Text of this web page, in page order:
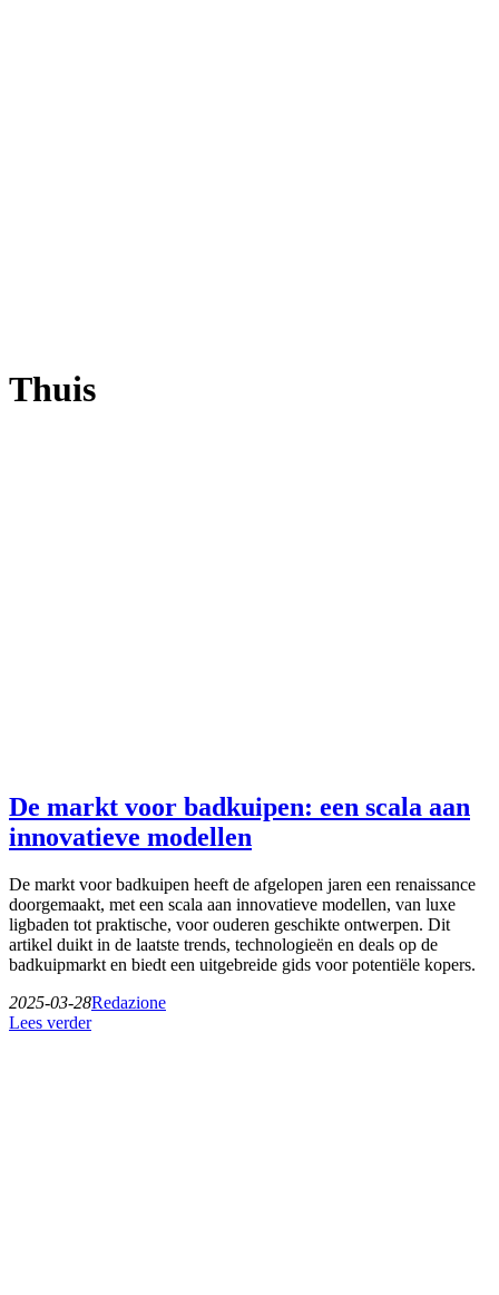
Thuis
De markt voor badkuipen: een scala aan
innovatieve modellen
De markt voor badkuipen heeft de afgelopen jaren een renaissance
doorgemaakt, met een scala aan innovatieve modellen, van luxe
ligbaden tot praktische, voor ouderen geschikte ontwerpen. Dit
artikel duikt in de laatste trends, technologieën en deals op de
badkuipmarkt en biedt een uitgebreide gids voor potentiële kopers.
2025-03-28Redazione
Lees verder